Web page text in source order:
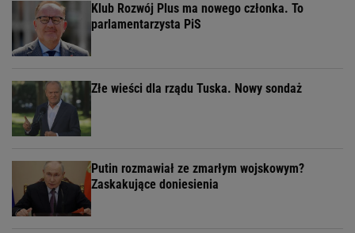
Klub Rozwój Plus ma nowego członka. To
parlamentarzysta PiS
Złe wieści dla rządu Tuska. Nowy sondaż
Putin rozmawiał ze zmarłym wojskowym?
Zaskakujące doniesienia